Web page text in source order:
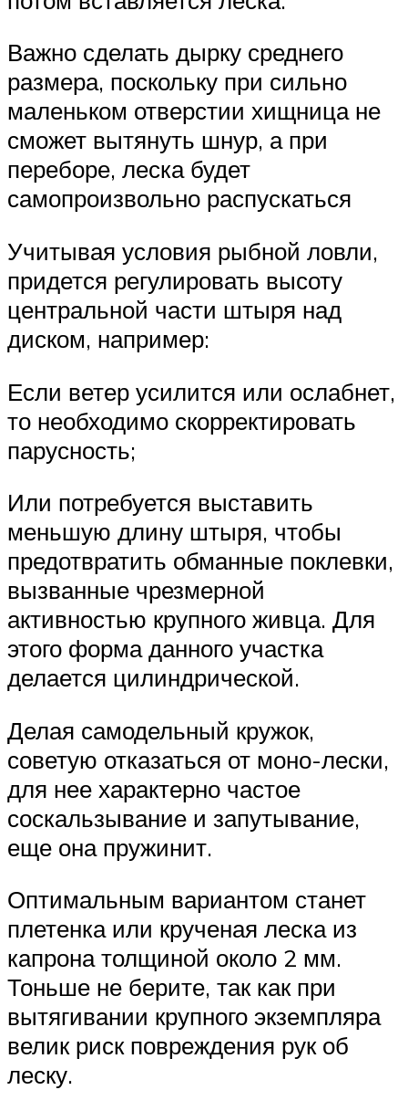
Важно сделать дырку среднего
размера, поскольку при сильно
маленьком отверстии хищница не
сможет вытянуть шнур, а при
переборе, леска будет
самопроизвольно распускаться
Учитывая условия рыбной ловли,
придется регулировать высоту
центральной части штыря над
диском, например:
Если ветер усилится или ослабнет,
то необходимо скорректировать
парусность;
Или потребуется выставить
меньшую длину штыря, чтобы
предотвратить обманные поклевки,
вызванные чрезмерной
активностью крупного живца. Для
этого форма данного участка
делается цилиндрической.
Делая самодельный кружок,
советую отказаться от моно-лески,
для нее характерно частое
соскальзывание и запутывание,
еще она пружинит.
Оптимальным вариантом станет
плетенка или крученая леска из
капрона толщиной около 2 мм.
Тоньше не берите, так как при
вытягивании крупного экземпляра
велик риск повреждения рук об
леску.